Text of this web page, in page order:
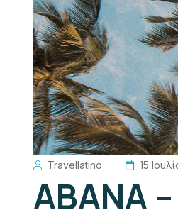
Travellatino 15
ΑΒΑΝΑ